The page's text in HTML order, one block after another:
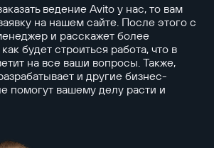
ведение Avito у нас, то вам
на нашем сайте. После этого с
и расскажет более
будет строиться работа, что в
на все ваши вопросы. Также,
и другие бизнес-
помогут вашему делу расти и